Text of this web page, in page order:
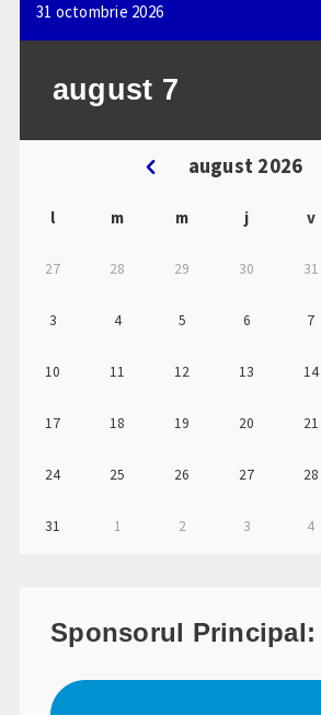
31 octombrie 2026
august 7
august 2026
l m m j v
27 28 29 30 31
3 4 5 6 7
10 11 12 13 14
17 18 19 20 21
24 25 26 27 28
31 1 2 3 4
Sponsorul Principal: